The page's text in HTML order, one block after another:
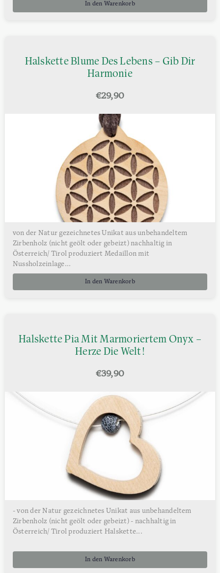
In den Warenkorb
Halskette Blume Des Lebens – Gib Dir
Harmonie
€29,90
von der Natur gezeichnetes Unikat aus unbehandeltem
Zirbenholz (nicht geölt oder gebeizt) nachhaltig in
Österreich/ Tirol produziert Medaillon mit
Nussholzeinlage...
In den Warenkorb
Halskette Pia Mit Marmoriertem Onyx –
Herze Die Welt!
€39,90
- von der Natur gezeichnetes Unikat aus unbehandeltem
Zirbenholz (nicht geölt oder gebeizt) - nachhaltig in
Österreich/ Tirol produziert Halskette...
In den Warenkorb